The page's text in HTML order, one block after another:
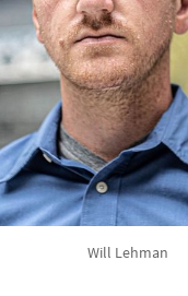
Will Lehman